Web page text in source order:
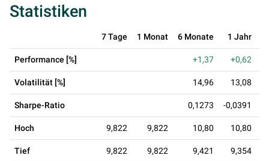
Statistiken
7 Tage 1 Monat 6 Monate 1 Jahr
Performance [%] +1,37 +0,62
Volatilität [%] 14,96 13,08
Sharpe-Ratio 0,1273 -0,0391
Hoch 9,822 9,822 10,80 10,80
Tief 9,822 9,822 9,421 9,354